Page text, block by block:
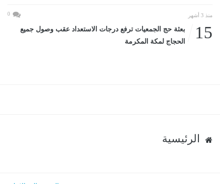
منذ 3 أشهر 0
15
بعثة حج الجمعيات ترفع درجات الاستعداد عقب وصول جميع
الحجاج لمكة المكرمة
الرئيسية